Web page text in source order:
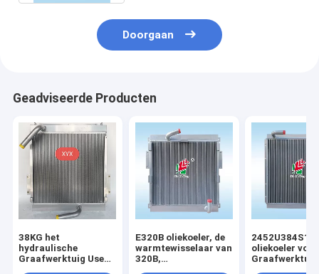
Doorgaan
Geadviseerde Producten
38KG het
hydraulische
Graafwerktuig Use
E320B oliekoeler, de
warmtewisselaar van
320B,
2452U384S1
oliekoeler